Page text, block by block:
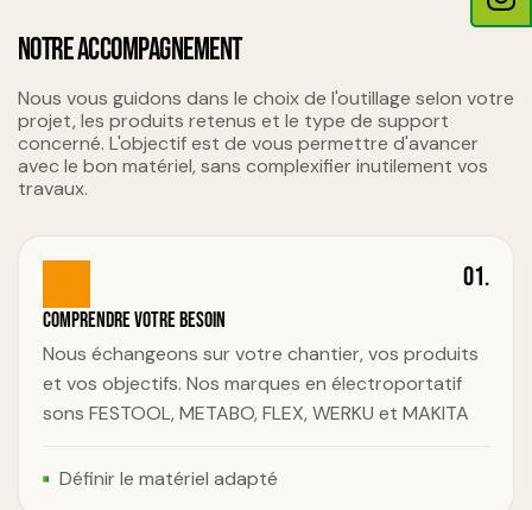
NOTRE ACCOMPAGNEMENT
Nous vous guidons dans le choix de l'outillage selon votre
projet, les produits retenus et le type de support
concerné. L'objectif est de vous permettre d'avancer
avec le bon matériel, sans complexifier inutilement vos
travaux.
01.
Comprendre votre besoin
Nous échangeons sur votre chantier, vos produits
et vos objectifs. Nos marques en électroportatif
sons FESTOOL, METABO, FLEX, WERKU et MAKITA
Définir le matériel adapté